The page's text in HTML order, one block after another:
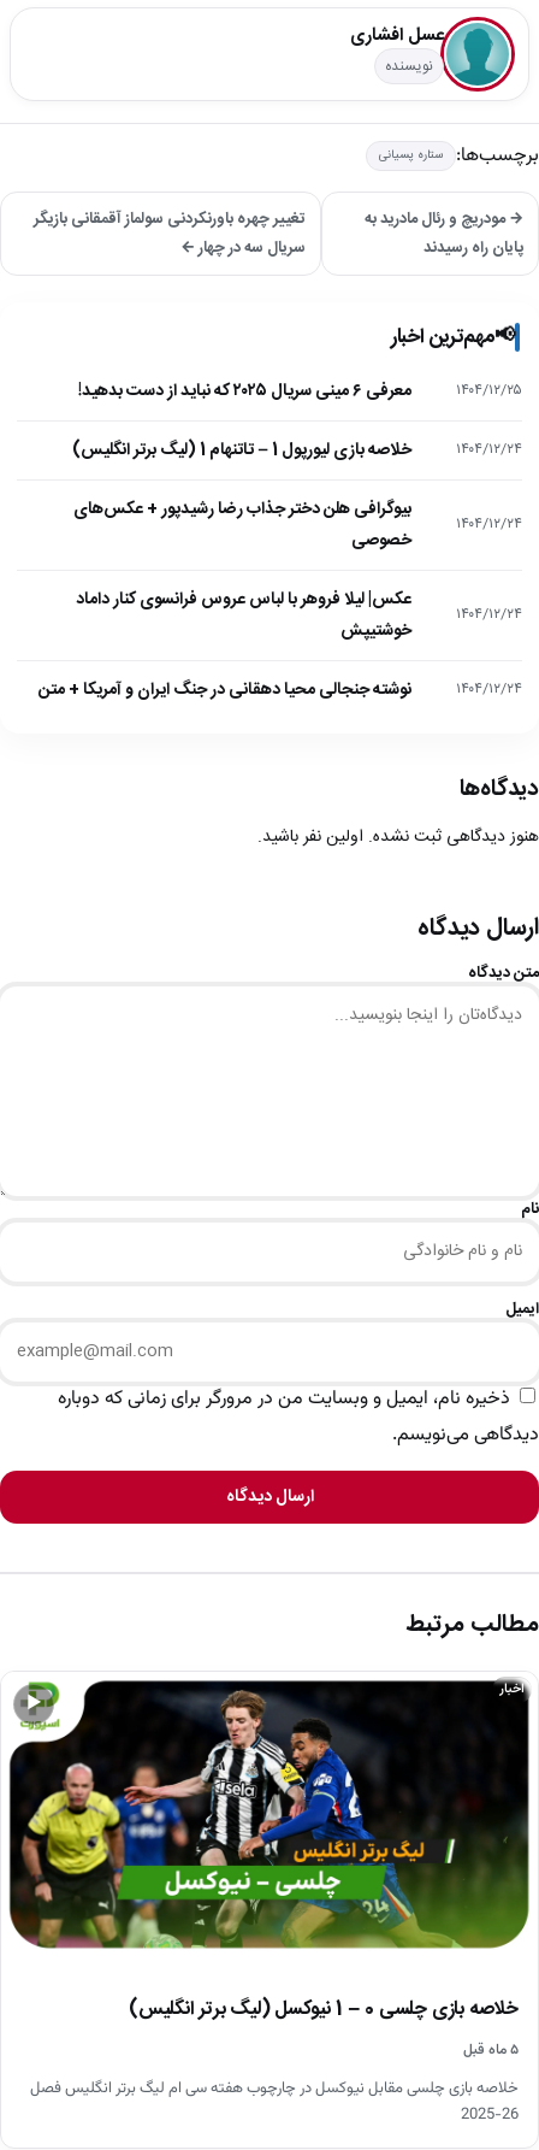
عسل افشاری
نویسنده
برچسب‌ها: ستاره پسیانی
→ مودریچ و رئال مادرید به
پایان راه رسیدند
تغییر چهره باورنکردنی سولماز آقمقانی بازیگر
سریال سه در چهار ←
📢مهم‌ترین اخبار
۱۴۰۴/۱۲/۲۵ معرفی ۶ مینی سریال ۲۰۲۵ که نباید از دست بدهید!
۱۴۰۴/۱۲/۲۴ خلاصه بازی لیورپول 1 – تاتنهام 1 (لیگ برتر انگلیس)
۱۴۰۴/۱۲/۲۴
بیوگرافی هلن دختر جذاب رضا رشیدپور + عکس‌های
خصوصی
۱۴۰۴/۱۲/۲۴
عکس| لیلا فروهر با لباس عروس فرانسوی کنار داماد
خوشتیپش
۱۴۰۴/۱۲/۲۴ نوشته جنجالی محیا دهقانی در جنگ ایران و آمریکا + متن
دیدگاه‌ها
هنوز دیدگاهی ثبت نشده. اولین نفر باشید.
ارسال دیدگاه
متن دیدگاه
نام
ایمیل
ذخیره نام، ایمیل و وبسایت من در مرورگر برای زمانی که دوباره
دیدگاهی می‌نویسم.
ارسال دیدگاه
مطالب مرتبط
▶
اخبار
خلاصه بازی چلسی 0 – 1 نیوکسل (لیگ برتر انگلیس)
۵ ماه قبل
خلاصه بازی چلسی مقابل نیوکسل در چارچوب هفته سی ام لیگ برتر انگلیس فصل
26-2025